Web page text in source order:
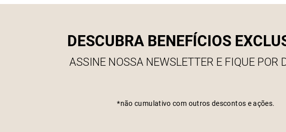
DESCUBRA BENEFÍCIOS
ASSINE NOSSA NEWSLETTER E FIQUE POR
*não cumulativo com outros descontos e ações.